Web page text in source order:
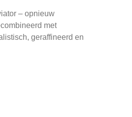
– opnieuw
met
geraffineerd en